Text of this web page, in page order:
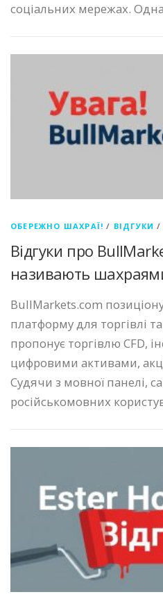
соціальних мережах.
ОБЕРЕЖНО ШАХРАЇ! / ВІДГУКИ /
Відгуки про
називають
BullMarkets.com
платформу для торгівлі
пропонує торгівлю CFD,
цифровими активами,
Судячи з мовної панелі,
російськомовних